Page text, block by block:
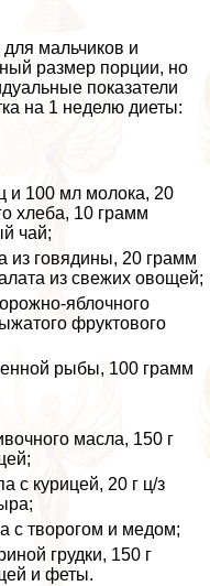
мальчиков и
размер порции, но
показатели
на 1 неделю диеты:
и 100 мл молока, 20
хлеба, 10 грамм
чай;
из говядины, 20 грамм
из свежих овощей;
яблочного
фруктового
рыбы, 100 грамм
масла, 150 г
с курицей, 20 г ц/з
с творогом и медом;
грудки, 150 г
и феты.